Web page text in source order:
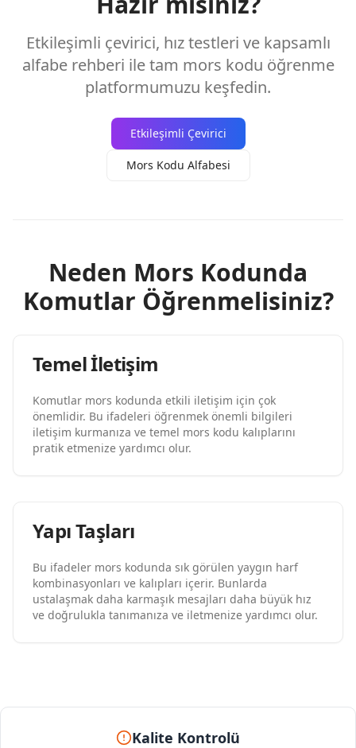
Etkileşimli çevirici, hız testleri ve kapsamlı
alfabe rehberi ile tam mors kodu öğrenme
platformumuzu keşfedin.
Etkileşimli Çevirici
Mors Kodu Alfabesi
Neden Mors Kodunda
Komutlar Öğrenmelisiniz?
Temel İletişim
Komutlar mors kodunda etkili iletişim için çok
önemlidir. Bu ifadeleri öğrenmek önemli bilgileri
iletişim kurmanıza ve temel mors kodu kalıplarını
pratik etmenize yardımcı olur.
Yapı Taşları
Bu ifadeler mors kodunda sık görülen yaygın harf
kombinasyonları ve kalıpları içerir. Bunlarda
ustalaşmak daha karmaşık mesajları daha büyük hız
ve doğrulukla tanımanıza ve iletmenize yardımcı olur.
Kalite Kontrolü